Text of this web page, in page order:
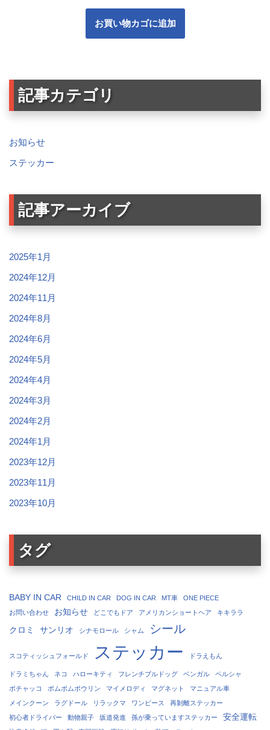
お買い物カゴに追加
記事カテゴリ
お知らせ
ステッカー
記事アーカイブ
2025年1月
2024年12月
2024年11月
2024年8月
2024年6月
2024年5月
2024年4月
2024年3月
2024年2月
2024年1月
2023年12月
2023年11月
2023年10月
タグ
BABY IN CAR CHILD IN CAR DOG IN CAR MT車
ONE PIECE
お問い合わせ
お知らせ どこでもドア アメリカンショートヘア キキララ
クロミ サンリオ シナモロール シャム シール
スコティッシュフォールド ステッカー ドラえもん
ドラミちゃん ネコ ハローキティ フレンチブルドッグ ベンガル
ペルシャ
ポチャッコ
ポムポムポウリン マイメロディ マグネット
マニュアル車
メインクーン
ラグドール リラックマ ワンピース
再剝離ステッカー
初心者ドライバー
動物親子 坂道発進 孫が乗っていますステッカー 安全運転